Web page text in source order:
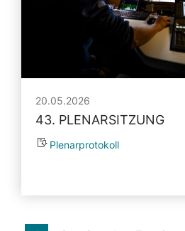
20.05.2026
43. PLENARSITZUNG
Plenarprotokoll